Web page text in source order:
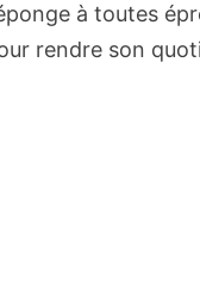
à toutes
rendre son